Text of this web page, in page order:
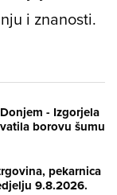
i znanosti.
- Izgorjela
borovu šumu
pekarnica
9.8.2026.